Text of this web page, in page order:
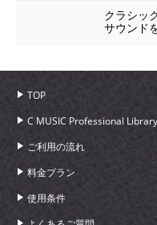
クラシッ
サウンド
TOP
C MUSIC Professional
ご利用の流れ
料金プラン
使用条件